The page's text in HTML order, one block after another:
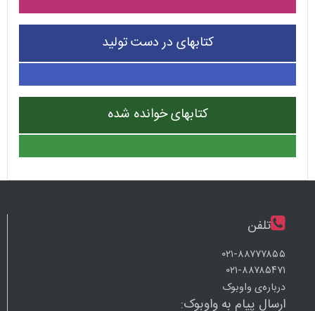
کتابهای در دست تولید
کتابهای خوانده شده
تلفن
۰۲۱-۸۸۷۷۷۸۵۵
۰۲۱-۸۸۷۸۵۴۷۱
درباره‌ی واوبوک
ارسال پیام به واوبوک: